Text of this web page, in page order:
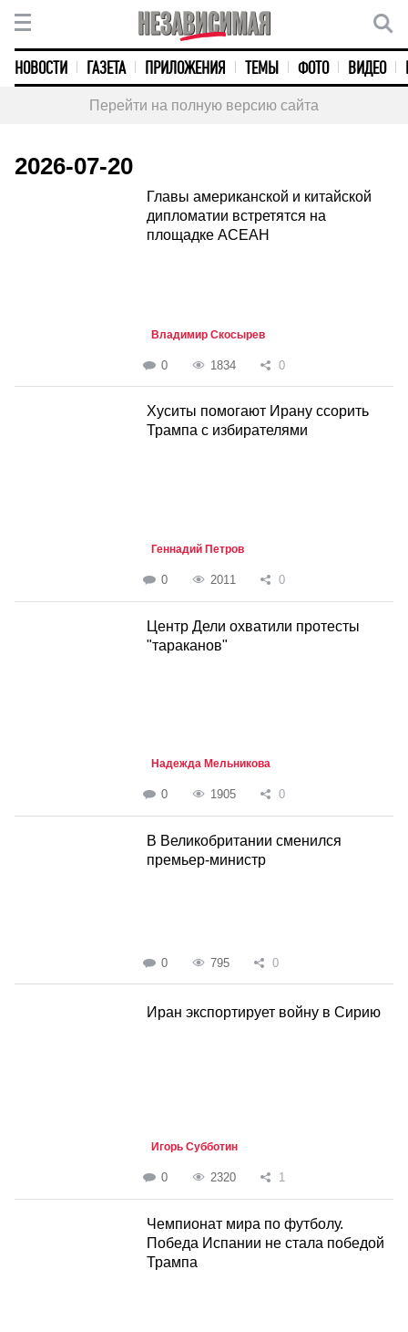
НОВОСТИ ГАЗЕТА ПРИЛОЖЕНИЯ ТЕМЫ ФОТО ВИДЕО
Перейти на полную версию сайта
2026-07-20
Главы американской и китайской
дипломатии встретятся на
площадке АСЕАН
Владимир Скосырев
0 1834 0
Хуситы помогают Ирану ссорить
Трампа с избирателями
Геннадий Петров
0 2011 0
Центр Дели охватили протесты
"тараканов"
Надежда Мельникова
0 1905 0
В Великобритании сменился
премьер-министр
0 795 0
Иран экспортирует войну в Сирию
Игорь Субботин
0 2320 1
Чемпионат мира по футболу.
Победа Испании не стала победой
Трампа